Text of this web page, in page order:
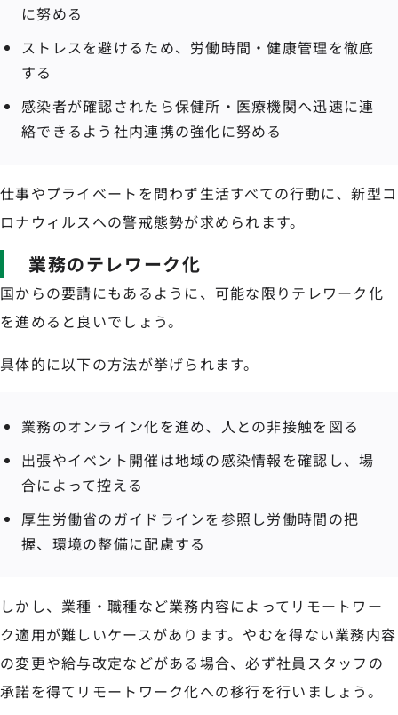
に努める
ストレスを避けるため、労働時間・健康管理を徹底
する
感染者が確認されたら保健所・医療機関へ迅速に連
絡できるよう社内連携の強化に努める
仕事やプライベートを問わず生活すべての行動に、新型コ
ロナウィルスへの警戒態勢が求められます。
業務のテレワーク化
国からの要請にもあるように、可能な限りテレワーク化
を進めると良いでしょう。
具体的に以下の方法が挙げられます。
業務のオンライン化を進め、人との非接触を図る
出張やイベント開催は地域の感染情報を確認し、場
合によって控える
厚生労働省のガイドラインを参照し労働時間の把
握、環境の整備に配慮する
しかし、業種・職種など業務内容によってリモートワー
ク適用が難しいケースがあります。やむを得ない業務内容
の変更や給与改定などがある場合、必ず社員スタッフの
承諾を得てリモートワーク化への移行を行いましょう。